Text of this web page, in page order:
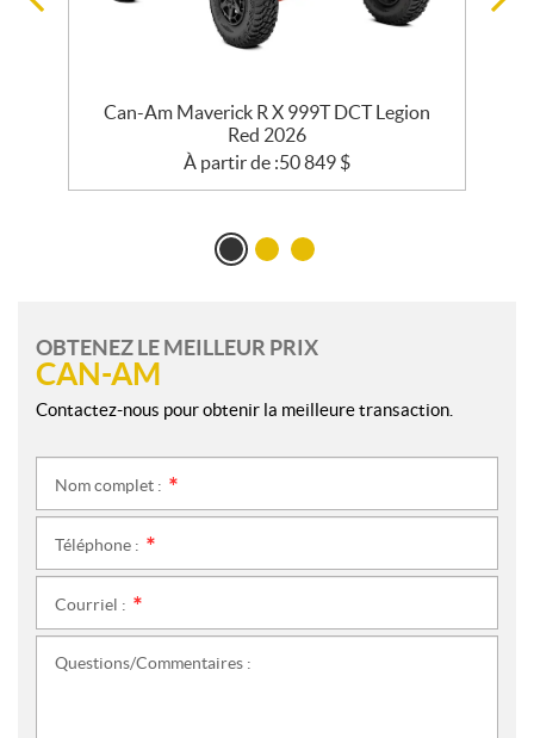
Can-Am Maverick R X 999T DCT Legion
Red 2026
À partir de :50 849 $
OBTENEZ LE MEILLEUR PRIX
CAN-AM
Contactez-nous pour obtenir la meilleure transaction.
Nom complet :
Téléphone :
Courriel :
Questions/Commentaires :